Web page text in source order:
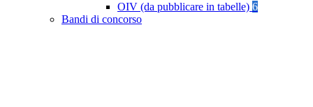
OIV (da pubblicare in tabelle) 6
Bandi di concorso